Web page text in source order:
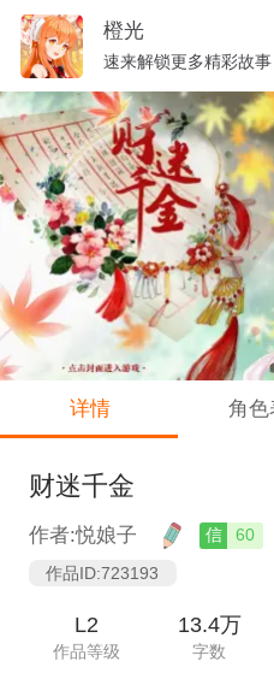
详情 角色
财迷千金
作者:悦娘子 信
60
作品ID:723193
L2
作品等级
13.4万
字数
橙光
速来解锁更多精彩故事